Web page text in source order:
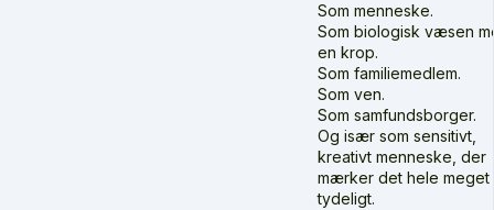
Som menneske.
Som biologisk væsen
en krop.
Som familiemedlem.
Som ven.
Som samfundsborger.
Og især som sensitivt,
kreativt menneske, der
mærker det hele meget
tydeligt.